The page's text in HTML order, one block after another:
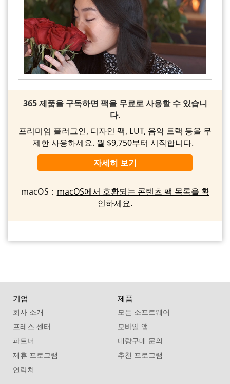
365 제품을 구독하면 팩을 무료로 사용할 수 있습니
다.
프리미엄 플러그인, 디자인 팩, LUT, 음악 트랙 등을 무
제한 사용하세요. 월 $9,750부터 시작합니다.
자세히 보기
macOS： macOS에서 호환되는 콘텐츠 팩 목록을 확
인하세요.
기업
회사 소개
프레스 센터
파트너
제휴 프로그램
연락처
제품
모든 소프트웨어
모바일 앱
대량구매 문의
추천 프로그램